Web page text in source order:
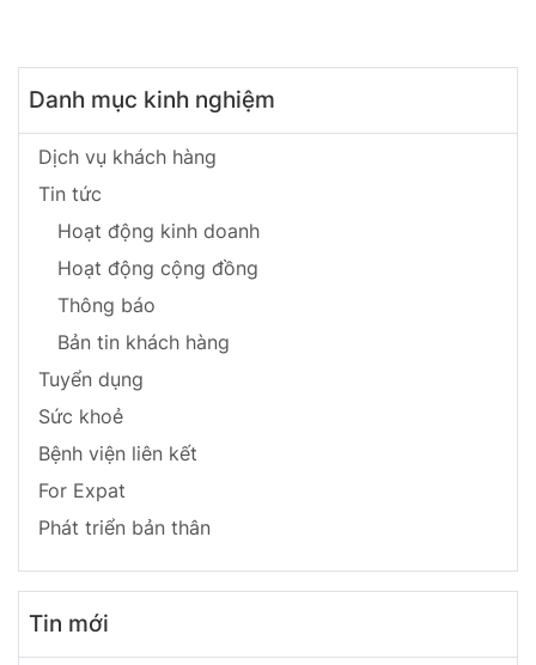
Danh mục kinh nghiệm
Dịch vụ khách hàng
Tin tức
Hoạt động kinh doanh
Hoạt động cộng đồng
Thông báo
Bản tin khách hàng
Tuyển dụng
Sức khoẻ
Bệnh viện liên kết
For Expat
Phát triển bản thân
Tin mới